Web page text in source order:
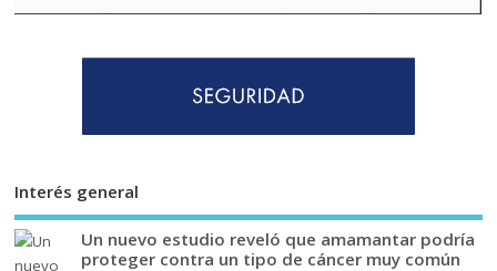
Interés general
Un nuevo estudio reveló que amamantar podría
proteger contra un tipo de cáncer muy común